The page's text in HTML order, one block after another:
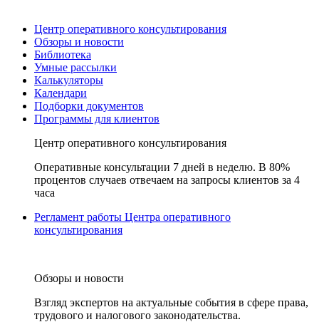
Центр оперативного консультирования
Обзоры и новости
Библиотека
Умные рассылки
Калькуляторы
Календари
Подборки документов
Программы для клиентов
Центр оперативного консультирования
Оперативные консультации 7 дней в неделю. В 80%
процентов случаев отвечаем на запросы клиентов за 4
часа
Регламент работы Центра оперативного
консультирования
Обзоры и новости
Взгляд экспертов на актуальные события в сфере права,
трудового и налогового законодательства.